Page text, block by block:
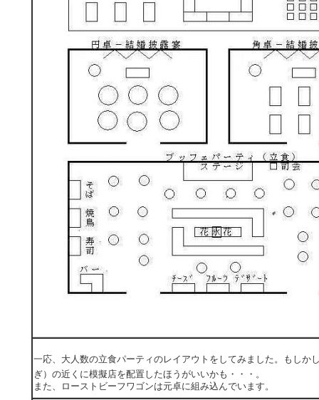
一応、大人数の立食パーティのレイアウトをしてみました。もしか
ぎ）の近くに模擬店を配置したほうがいいかも・・・。
また、ローストビーフワゴンは元卓に組み込んでいます。